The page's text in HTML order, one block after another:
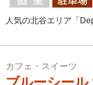
人気の北谷エリア「
カフェ・スイーツ